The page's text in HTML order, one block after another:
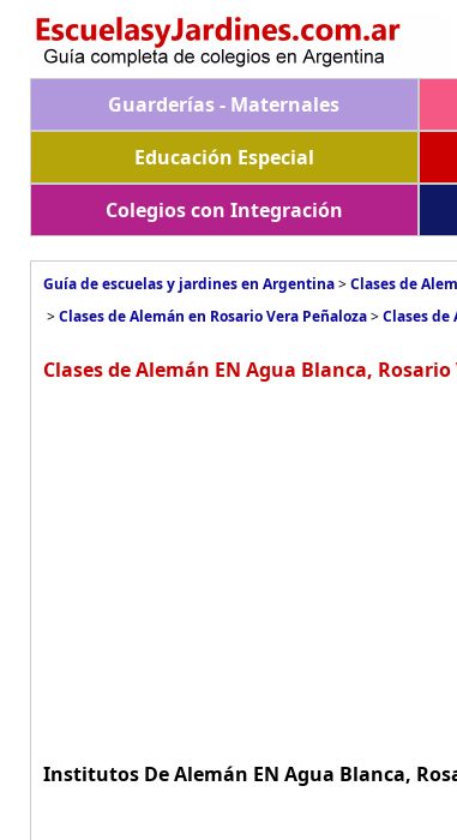
Guarderías - Maternales
Educación Especial
Colegios con Integración
Guía de escuelas y jardines en Argentina>Clases de
>Clases de Alemán en Rosario Vera Peñaloza>Clases de
Clases de Alemán EN Agua Blanca,
Institutos De Alemán EN Agua Blanca,